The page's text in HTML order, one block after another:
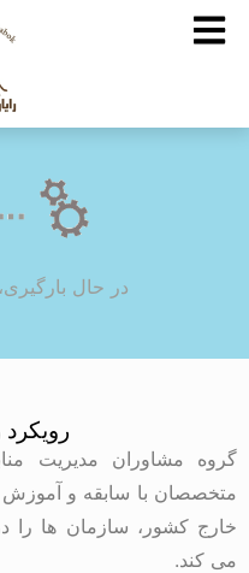
در حال
رویکرد
گروه مشاوران مدیریت
متخصصان با سابقه و
خارج کشور، سازمان ها را
می کند.